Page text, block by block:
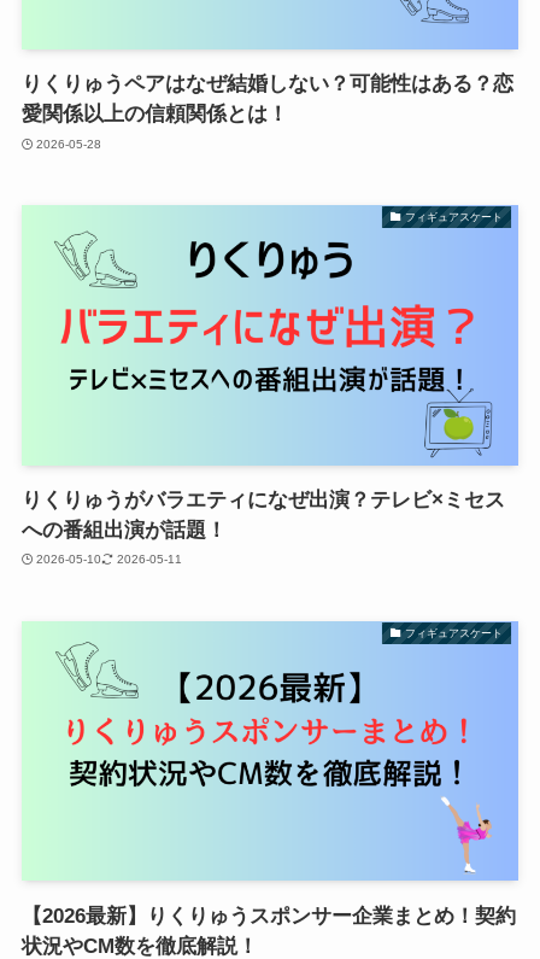
りくりゅうペアはなぜ結婚しない？可能性はある？恋
愛関係以上の信頼関係とは！
2026-05-28
フィギュアスケート
りくりゅうがバラエティになぜ出演？テレビ×ミセス
への番組出演が話題！
2026-05-10 2026-05-11
フィギュアスケート
【2026最新】りくりゅうスポンサー企業まとめ！契約
状況やCM数を徹底解説！